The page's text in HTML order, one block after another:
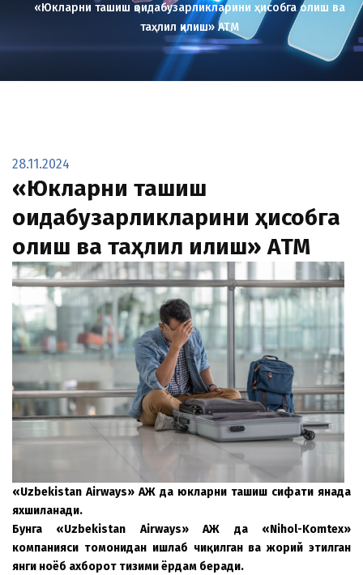
«Юкларни ташиш қоидабузарликларини ҳисобга олиш ва
таҳлил қилиш» АТМ
28.11.2024
«Юкларни ташиш
қоидабузарликларини ҳисобга
олиш ва таҳлил қилиш» АТМ
«Uzbekistan Airways» АЖ да юкларни ташиш сифати янада
яxшиланади.
Бунга «Uzbekistan Airways»АЖ да«Nihol-Komtex»
компанияси томонидан ишлаб чиқилган ва жорий этилган
янги ноёб аxборот тизимиёрдам беради.